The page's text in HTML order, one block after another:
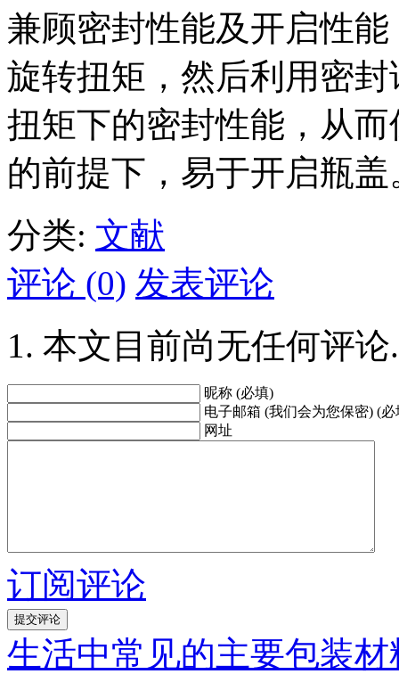
兼顾密封性能及开启性
旋转扭矩，然后利用密
扭矩下的密封性能，从
的前提下，易于开启瓶盖
分类: 文献
评论 (0) 发表评论
本文目前尚无任何评论.
昵称 (必填)
电子邮箱 (我们会为您保密) (必
网址
订阅评论
生活中常见的主要包装